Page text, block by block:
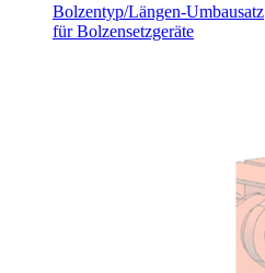
Bolzentyp/Längen-Umbausatz
für Bolzensetzgeräte